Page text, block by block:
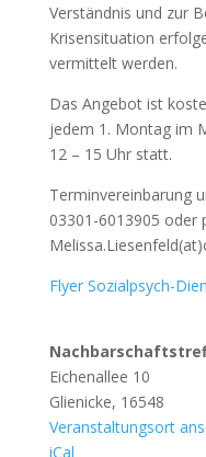
Verständnis und zur
Krisensituation
vermittelt werden.
Das Angebot ist
jedem 1. Montag im
12 – 15 Uhr statt.
Terminvereinbarung
03301-6013905 oder
Flyer Sozialpsych-
Eichenallee 10
Glienicke, 16548
Veranstaltungsort
iCal